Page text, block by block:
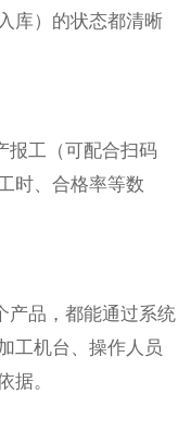
库）的状态都清晰
工（可配合扫码
时、合格率等数
品，都能通过系统
工机台、操作人员
据。